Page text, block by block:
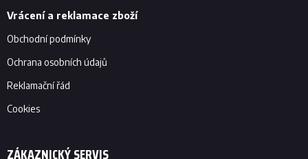
Vrácení a reklamace zboží
Obchodní podmínky
Ochrana osobních údajů
Reklamační řád
Cookies